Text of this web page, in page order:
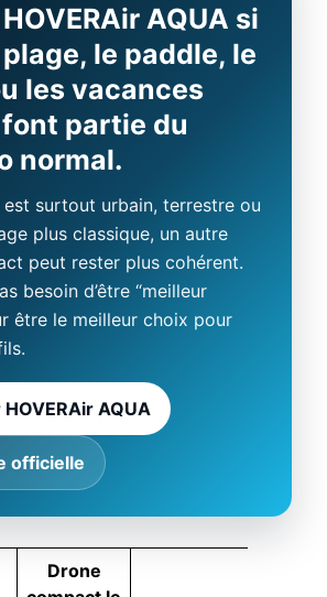
AQUA si
plage, le paddle, le
les vacances
partie du
normal.
est surtout urbain, terrestre ou
plus classique, un autre
peut rester plus cohérent.
besoin d’être “meilleur
être le meilleur choix pour
AQUA
officielle
Drone